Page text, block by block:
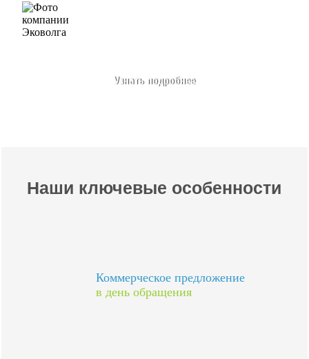
Узнать подробнее
Наши ключевые особенности
Коммерческое предложение
в день обращения